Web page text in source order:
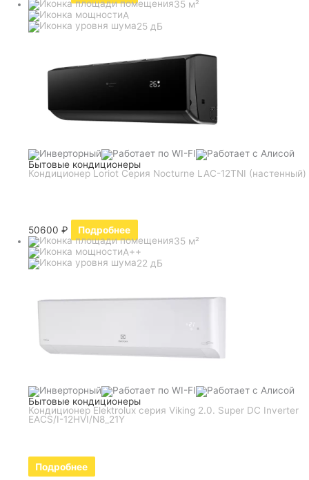
35 м²
A
25 дБ
Бытовые кондиционеры
Кондиционер Loriot Серия Nocturne LAC-12TNI (настенный)
50600₽
Подробнее
35 м²
A++
22 дБ
Бытовые кондиционеры
Кондиционер Elektrolux серия Viking 2.0. Super DC Inverter
EACS/I-12HVI/N8_21Y
Подробнее